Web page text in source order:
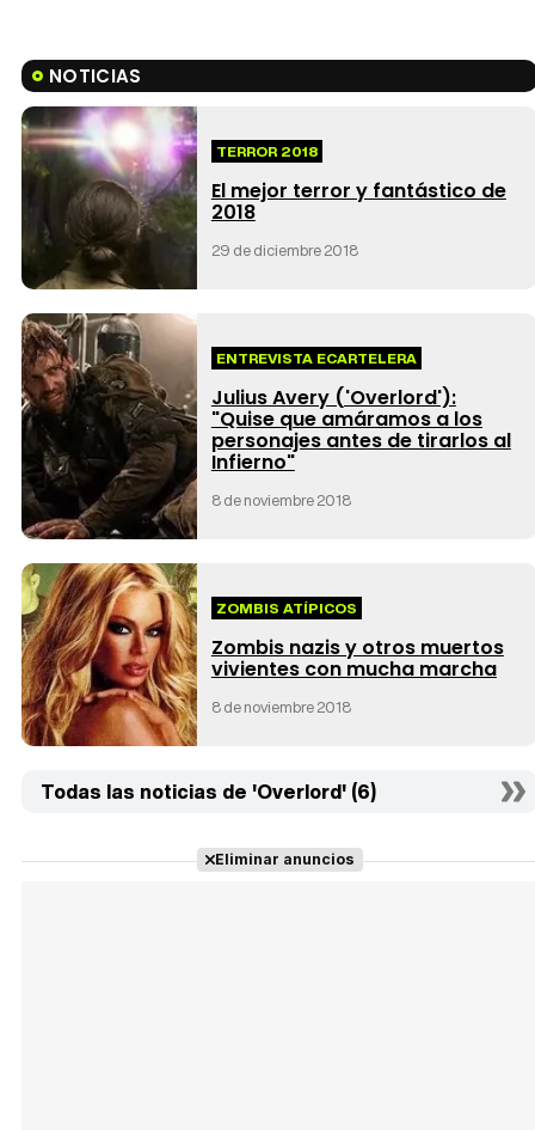
NOTICIAS
TERROR 2018
El mejor terror y fantástico de
2018
29 de diciembre 2018
ENTREVISTA ECARTELERA
Julius Avery ('Overlord'):
"Quise que amáramos a los
personajes antes de tirarlos al
Infierno"
8 de noviembre 2018
ZOMBIS ATÍPICOS
Zombis nazis y otros muertos
vivientes con mucha marcha
8 de noviembre 2018
Todas las noticias de 'Overlord' (6)
Eliminar anuncios